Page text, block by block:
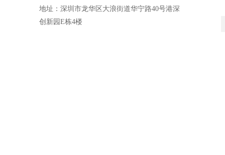
地址：深圳市龙华区大浪街道华宁路40号港深
创新园E栋4楼